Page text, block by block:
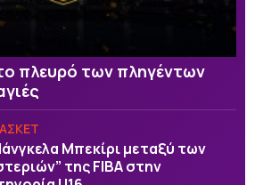
πλευρό των πληγέντων
Μπεκίρι μεταξύ των
της FIBA στην